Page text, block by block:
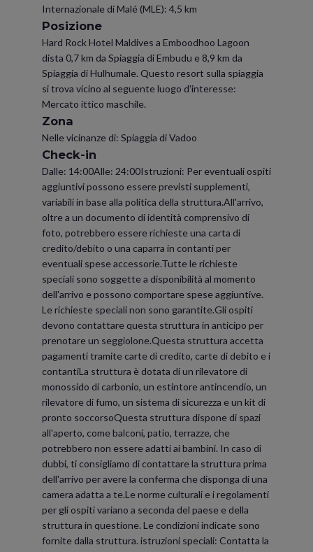
Internazionale di Malé (MLE): 4,5 km
Posizione
Hard Rock Hotel Maldives a Emboodhoo Lagoon
dista 0,7 km da Spiaggia di Embudu e 8,9 km da
Spiaggia di Hulhumale. Questo resort sulla spiaggia
si trova vicino al seguente luogo d'interesse:
Mercato ittico maschile.
Zona
Nelle vicinanze di: Spiaggia di Vadoo
Check-in
Dalle: 14:00Alle: 24:00Istruzioni: Per eventuali ospiti
aggiuntivi possono essere previsti supplementi,
variabili in base alla politica della struttura.All'arrivo,
oltre a un documento di identità comprensivo di
foto, potrebbero essere richieste una carta di
credito/debito o una caparra in contanti per
eventuali spese accessorie.Tutte le richieste
speciali sono soggette a disponibilità al momento
dell'arrivo e possono comportare spese aggiuntive.
Le richieste speciali non sono garantite.Gli ospiti
devono contattare questa struttura in anticipo per
prenotare un seggiolone.Questa struttura accetta
pagamenti tramite carte di credito, carte di debito e i
contantiLa struttura è dotata di un rilevatore di
monossido di carbonio, un estintore antincendio, un
rilevatore di fumo, un sistema di sicurezza e un kit di
pronto soccorsoQuesta struttura dispone di spazi
all'aperto, come balconi, patio, terrazze, che
potrebbero non essere adatti ai bambini. In caso di
dubbi, ti consigliamo di contattare la struttura prima
dell'arrivo per avere la conferma che disponga di una
camera adatta a te.Le norme culturali e i regolamenti
per gli ospiti variano a seconda del paese e della
struttura in questione. Le condizioni indicate sono
fornite dalla struttura. istruzioni speciali: Contatta la